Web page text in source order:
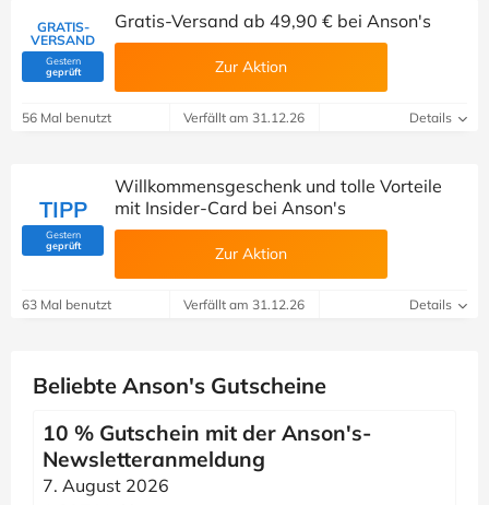
GRATIS-
VERSAND
Gestern
geprüft(Von Savoo geprüft)
Gratis-Versand ab 49,90 € bei Anson's
Zur Aktion
56 Mal benutzt Verfällt am 31.12.26 Details
TIPP
Gestern
geprüft(Von Savoo geprüft)
Willkommensgeschenk und tolle Vorteile
mit Insider-Card bei Anson's
Zur Aktion
63 Mal benutzt Verfällt am 31.12.26 Details
Beliebte Anson's Gutscheine
10 % Gutschein mit der Anson's-
Newsletteranmeldung
7. August 2026